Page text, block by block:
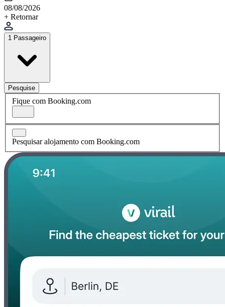
08/08/2026
+ Retornar
1 Passageiro
Pesquise
Fique com Booking.com
Pesquisar alojamento com Booking.com